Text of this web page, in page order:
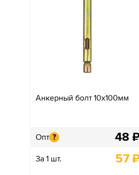
Анкерный болт 10х100мм
Опт ? 48
За 1 шт. 57